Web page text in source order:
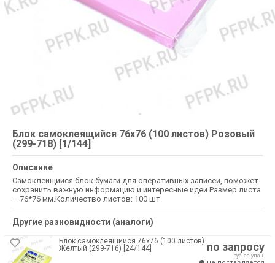
Блок самоклеящийся 76х76 (100 листов) Розовый
(299-718) [1/144]
Описание
Самоклейщийся блок бумаги для оперативных записей, поможет
сохранить важную информацию и интересные идеи.Размер листа
– 76*76 мм.Количество листов: 100 шт
Другие разновидности (аналоги)
Блок самоклеящийся 76х76 (100 листов)
Желтый (299-716) [24/144]
по запросу
руб. за упак.